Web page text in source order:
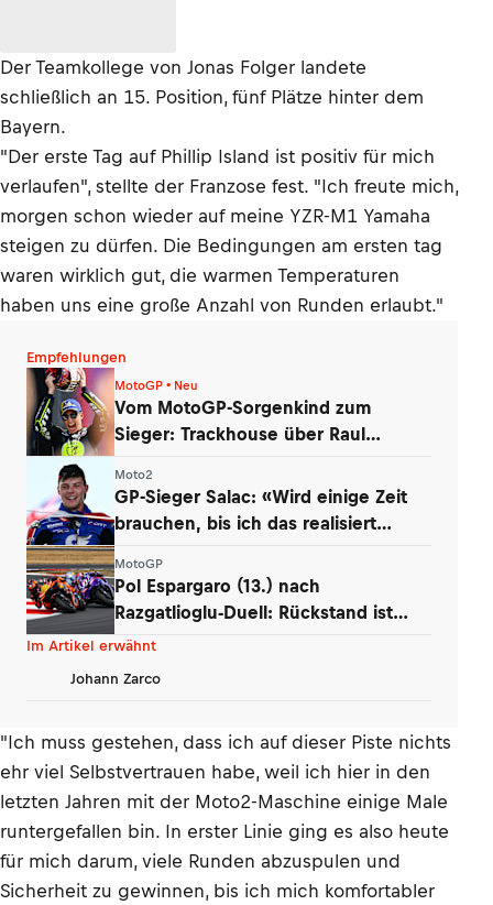
Der Teamkollege von Jonas Folger landete
schließlich an 15. Position, fünf Plätze hinter dem
Bayern.
"Der erste Tag auf Phillip Island ist positiv für mich
verlaufen", stellte der Franzose fest. "Ich freute mich,
morgen schon wieder auf meine YZR-M1 Yamaha
steigen zu dürfen. Die Bedingungen am ersten tag
waren wirklich gut, die warmen Temperaturen
haben uns eine große Anzahl von Runden erlaubt."
Empfehlungen
MotoGP • Neu
Vom MotoGP-Sorgenkind zum
Sieger: Trackhouse über Raul
Moto2
GP-Sieger Salac: «Wird einige Zeit
brauchen, bis ich das realisiert
MotoGP
Pol Espargaro (13.) nach
Razgatlioglu-Duell: Rückstand ist
«beschämend»
Im Artikel erwähnt
Johann Zarco
"Ich muss gestehen, dass ich auf dieser Piste nichts
ehr viel Selbstvertrauen habe, weil ich hier in den
letzten Jahren mit der Moto2-Maschine einige Male
runtergefallen bin. In erster Linie ging es also heute
für mich darum, viele Runden abzuspulen und
Sicherheit zu gewinnen, bis ich mich komfortabler